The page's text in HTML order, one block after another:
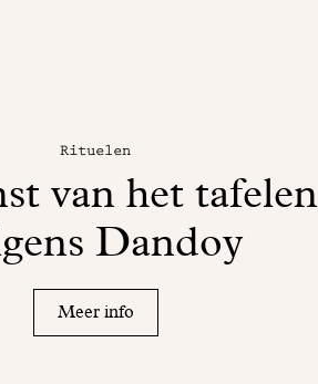
Rituelen
van het tafelen
Dandoy
Meer info